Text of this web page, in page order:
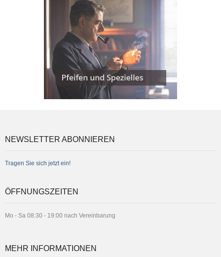
NEWSLETTER ABONNIEREN
Tragen Sie sich jetzt ein!
ÖFFNUNGSZEITEN
Mo - Sa 08:30 - 19:00 nach Vereinbarung
MEHR INFORMATIONEN